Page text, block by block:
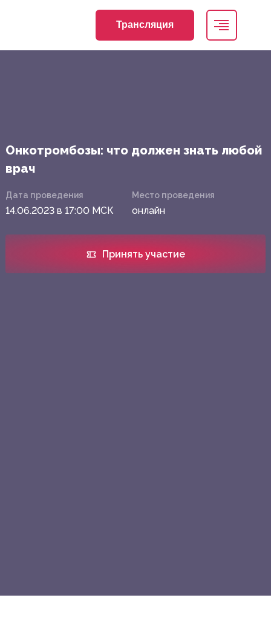
Трансляция
Онкотромбозы: что должен знать любой
врач
Дата проведения
14.06.2023 в 17:00 МСК
Место проведения
онлайн
Принять участие